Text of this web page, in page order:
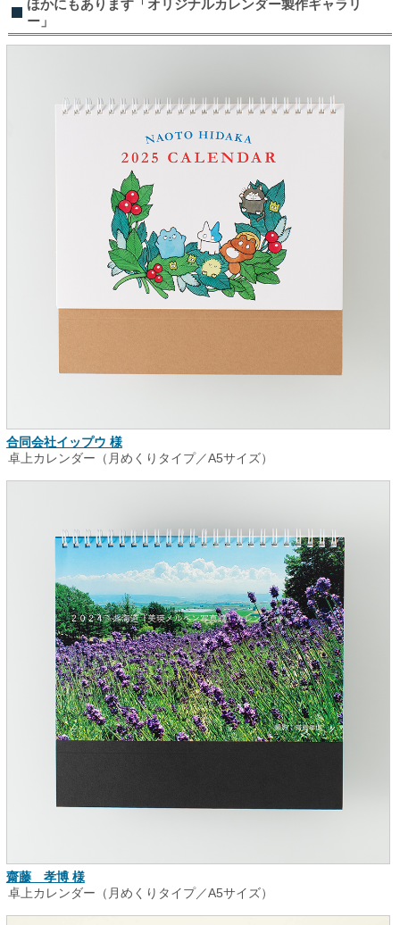
ほかにもあります「オリジナルカレンダー製作ギャラリ
ー」
合同会社イップウ 様
卓上カレンダー（月めくりタイプ／A5サイズ）
齋藤 孝博 様
卓上カレンダー（月めくりタイプ／A5サイズ）